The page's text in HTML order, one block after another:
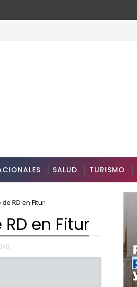
SALUD TURISMO
RD en Fitur
en Fitur